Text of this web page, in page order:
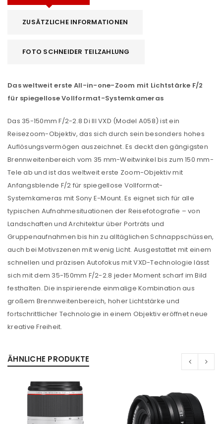
ZUSÄTZLICHE INFORMATIONEN
FOTO SCHNEIDER TEILZAHLUNG
Das weltweit erste All-in-one-Zoom mit Lichtstärke F/2
für spiegellose Vollformat-Systemkameras
Das 35-150mm F/2-2.8 Di III VXD (Model A058) ist ein
Reisezoom-Objektiv, das sich durch sein besonders hohes
Auflösungsvermögen auszeichnet. Es deckt den gängigsten
Brennweitenbereich vom 35 mm-Weitwinkel bis zum 150 mm-
Tele ab und ist das weltweit erste Zoom-Objektiv mit
Anfangsblende F/2 für spiegellose Vollformat-
Systemkameras mit Sony E-Mount. Es eignet sich für alle
typischen Aufnahmesituationen der Reisefotografie – von
Landschaften und Architektur über Porträts und
Gruppenaufnahmen bis hin zu alltäglichen Schnappschüssen,
auch bei Motivszenen mit wenig Licht. Ausgestattet mit einem
schnellen und präzisen Autofokus mit VXD-Technologie lässt
sich mit dem 35-150mm F/2-2.8 jeder Moment scharf im Bild
festhalten. Die inspirierende einmalige Kombination aus
großem Brennweitenbereich, hoher Lichtstärke und
fortschrittlicher Technologie in einem Objektiv eröffnet neue
kreative Freiheit.
ÄHNLICHE PRODUKTE